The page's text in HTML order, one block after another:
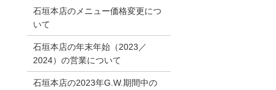
石垣本店のメニュー価格変更につ
いて
石垣本店の年末年始（2023／
2024）の営業について
石垣本店の2023年G.W.期間中の